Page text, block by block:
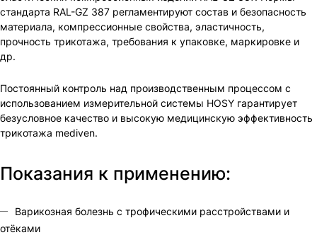
стандарта RAL-GZ 387 регламентируют состав и безопасность
материала, компрессионные свойства, эластичность,
прочность трикотажа, требования к упаковке, маркировке и
др.
Постоянный контроль над производственным процессом с
использованием измерительной системы HOSY гарантирует
безусловное качество и высокую медицинскую эффективность
трикотажа mediven.
Показания к применению:
Варикозная болезнь с трофическими расстройствами и
отёками